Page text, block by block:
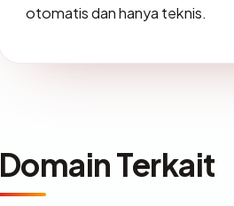
otomatis dan hanya teknis.
Domain Terkait